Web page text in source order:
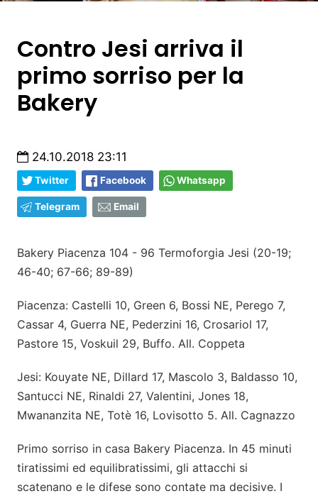
Contro Jesi arriva il
primo sorriso per la
Bakery
24.10.2018 23:11
Twitter Facebook Whatsapp
Telegram Email
Bakery Piacenza 104 - 96 Termoforgia Jesi (20-19;
46-40; 67-66; 89-89)
Piacenza: Castelli 10, Green 6, Bossi NE, Perego 7,
Cassar 4, Guerra NE, Pederzini 16, Crosariol 17,
Pastore 15, Voskuil 29, Buffo. All. Coppeta
Jesi: Kouyate NE, Dillard 17, Mascolo 3, Baldasso 10,
Santucci NE, Rinaldi 27, Valentini, Jones 18,
Mwananzita NE, Totè 16, Lovisotto 5. All. Cagnazzo
Primo sorriso in casa Bakery Piacenza. In 45 minuti
tiratissimi ed equilibratissimi, gli attacchi si
scatenano e le difese sono contate ma decisive. I